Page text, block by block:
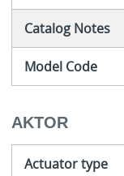
Catalog Notes
Model Code
AKTOR
Actuator type